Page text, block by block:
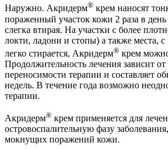
Наружно. Акридерм® крем наносят
пораженный участок кожи 2 раза в
слегка втирая. На участки с более
локти, ладони и стопы) а также места, с
легко стирается, Акридерм® крем
Продолжительность лечения зависит
переносимости терапии и составляет
недель. В течение года возможно
терапии.
Акридерм® крем применяется для
островоспалительную фазу
мокнущих поражений кожи.